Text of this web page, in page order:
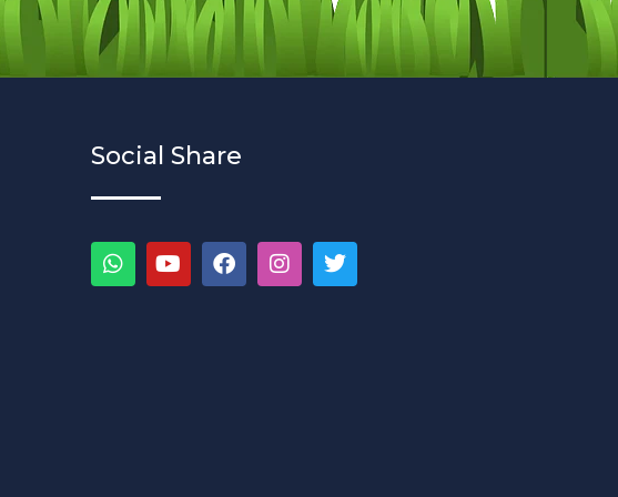
Social Share